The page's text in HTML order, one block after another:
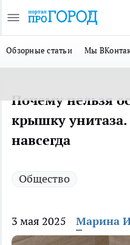
Обзорные статьи Мы
Почему нельзя
крышку
навсегда
Общество
3 мая 2025 Марина